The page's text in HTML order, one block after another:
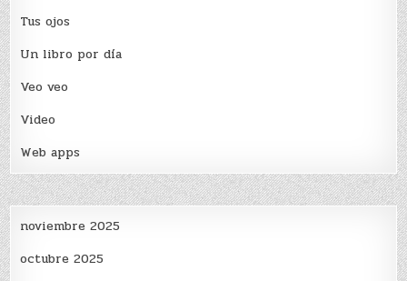
Tus ojos
Un libro por día
Veo veo
Video
Web apps
noviembre 2025
octubre 2025